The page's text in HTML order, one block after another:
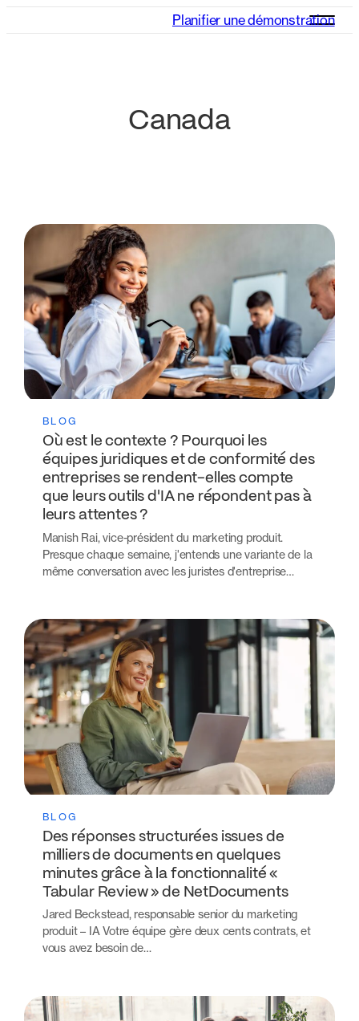
Planifier une démonstration
Canada
BLOG
Où est le contexte ? Pourquoi les
équipes juridiques et de conformité des
entreprises se rendent-elles compte
que leurs outils d'IA ne répondent pas à
leurs attentes ?
Manish Rai, vice-président du marketing produit.
Presque chaque semaine, j'entends une variante de la
même conversation avec les juristes d'entreprise…
BLOG
Des réponses structurées issues de
milliers de documents en quelques
minutes grâce à la fonctionnalité «
Tabular Review » de NetDocuments
Jared Beckstead, responsable senior du marketing
produit – IA Votre équipe gère deux cents contrats, et
vous avez besoin de…